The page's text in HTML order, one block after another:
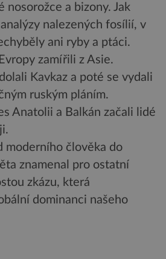
nosorožce a bizony. Jak
nalezených fosílií, v
ani ryby a ptáci.
zamířili z Asie.
Kavkaz a poté se vydali
ruským pláním.
Anatolii a Balkán začali lidé
moderního člověka do
znamenal pro ostatní
zkázu, která
dominanci našeho